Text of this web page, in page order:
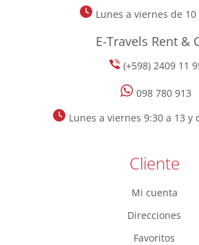
Lunes a viernes de 10
E-Travels Rent &
(+598) 2409 11
098 780 913
Lunes a viernes 9:30 a 13 y
Cliente
Mi cuenta
Direcciones
Favoritos